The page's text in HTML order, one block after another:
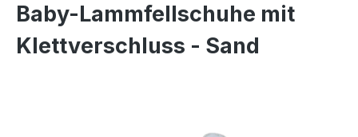
Baby-Lammfellschuhe mit
Klettverschluss - Sand